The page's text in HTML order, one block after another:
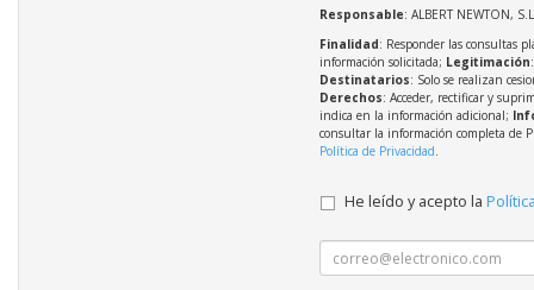
Responsable: ALBERT NEWTON,
Finalidad: Responder las consultas
información solicitada; Legitimación
Destinatarios: Solo se realizan
Derechos: Acceder, rectificar y
indica en la información adicional;
consultar la información completa de
Política de Privacidad.
He leído y acepto la